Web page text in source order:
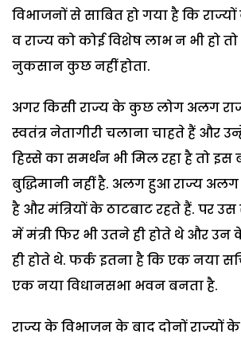
विभाजनों से साबित हो गया है कि
व राज्य को कोई विशेष लाभ न भी हो
नुकसान कुछ नहीं होता.
अगर किसी राज्य के कुछ लोग अलग
स्वतंत्र नेतागीरी चलाना चाहते हैं और
हिस्से का समर्थन भी मिल रहा है तो
बुद्धिमानी नहीं है. अलग हुआ राज्य अलग
है और मंत्रियों के ठाटबाट रहते हैं. पर
में मंत्री फिर भी उतने ही होते थे और उन
ही होते थे. फर्क इतना है कि एक नया
एक नया विधानसभा भवन बनता है.
राज्य के विभाजन के बाद दोनों राज्यों